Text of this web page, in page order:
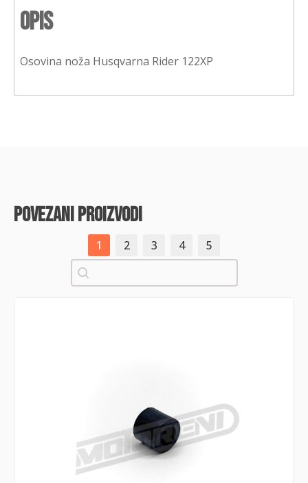
Opis
Osovina noža Husqvarna Rider 122XP
povezani proizvodi
1 2 3 4
5
Pretraži